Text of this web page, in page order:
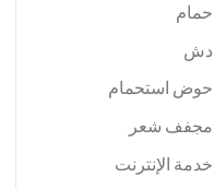
حمام
دش
حوض استحمام
مجفف شعر
خدمة الإنترنت